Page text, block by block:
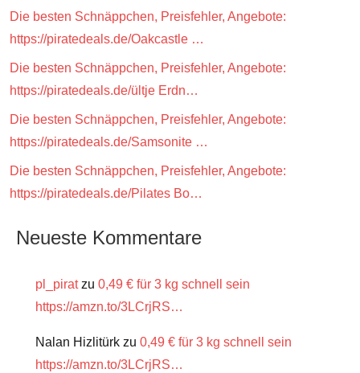
Die besten Schnäppchen, Preisfehler, Angebote:
https://piratedeals.de/Oakcastle …
Die besten Schnäppchen, Preisfehler, Angebote:
https://piratedeals.de/ültje Erdn…
Die besten Schnäppchen, Preisfehler, Angebote:
https://piratedeals.de/Samsonite …
Die besten Schnäppchen, Preisfehler, Angebote:
https://piratedeals.de/Pilates Bo…
Neueste Kommentare
pl_piratzu 0,49 € für 3 kg schnell sein
https://amzn.to/3LCrjRS…
Nalan Hizlitürk zu 0,49 € für 3 kg schnell sein
https://amzn.to/3LCrjRS…